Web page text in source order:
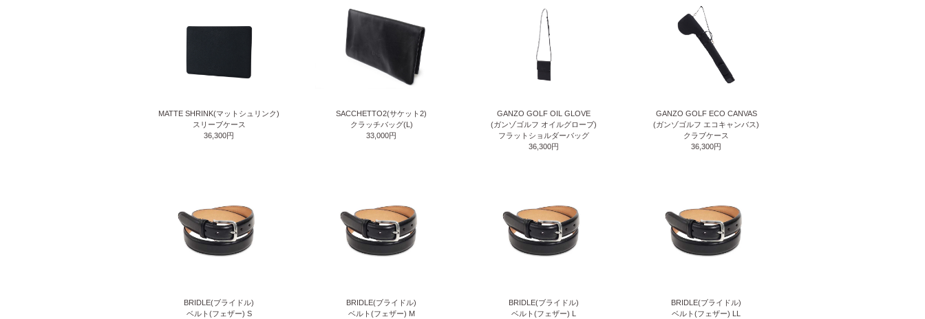
MATTE SHRINK(マットシュリンク)
スリーブケース
36,300円
SACCHETTO2(サケット2)
クラッチバッグ(L)
33,000円
GANZO GOLF OIL GLOVE
(ガンゾゴルフ オイルグローブ)
フラットショルダーバッグ
36,300円
GANZO GOLF ECO CANVAS
(ガンゾゴルフ エコキャンバス)
クラブケース
36,300円
BRIDLE(ブライドル)
ベルト(フェザー) S
BRIDLE(ブライドル)
ベルト(フェザー) M
BRIDLE(ブライドル)
ベルト(フェザー) L
BRIDLE(ブライドル)
ベルト(フェザー) LL